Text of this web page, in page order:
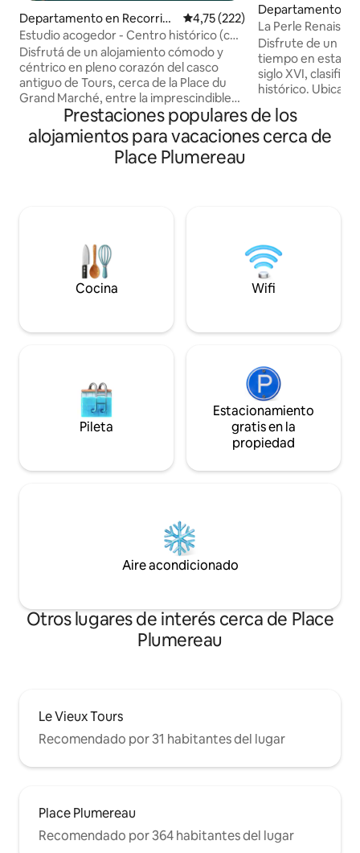
Departamento en Recorrido
s
Calificación promedio: 4,75 de
4,75 (222)
Estudio acogedor - Centro histórico (con
aire acondicionado)
Disfrutá de un alojamiento cómodo y
céntrico en pleno corazón del casco
antiguo de Tours, cerca de la Place du
Grand Marché, entre la imprescindible
Place Plumereau y Les Halles. Este
acogedor monoambiente renovado, en
el primer piso de un edificio antiguo, le
proporcionará todo lo necesario para
tarifas flexibles para reservas de larga
Departamento
os
La Perle
privado - Vieux-
Disfrute de un
tiempo en esta
siglo XVI,
histórico. Ubicado en el corazón del
casco antiguo de
plaza
lleno de encanto
estacionamiento
m!
Prestaciones populares de los
alojamientos para vacaciones cerca de
Place Plumereau
Cocina Wifi
Pileta
Estacionamiento
gratis en la
propiedad
Aire acondicionado
Otros lugares de interés cerca de Place
Plumereau
Le Vieux Tours
Recomendado por 31 habitantes del lugar
Place Plumereau
Recomendado por 364 habitantes del lugar